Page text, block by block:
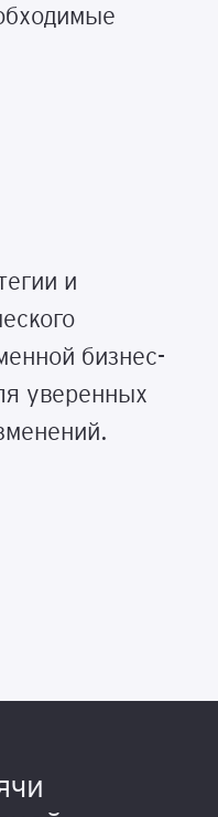
и
бизнес-
уверенных